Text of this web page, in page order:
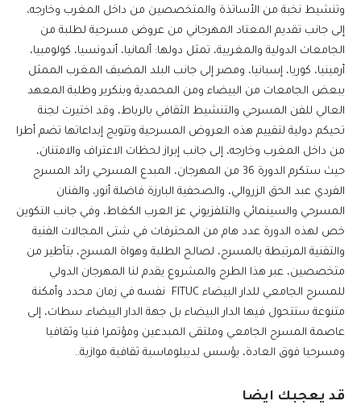
وتنشيط نخبة من الأساتذة والمتخصصين من داخل المغرب وخارجه،
إلى جانب تقديم المعتاد المهرجاني من عروض مسرحية لطلبة من
الجامعات الدولية والمغربية، تمثل دولها: ألمانيا، أندونسيا، كولومبيا،
أرمينيا، كوريا، إسبانيا، ومصر إلى جانب البلد المضيف المغرب الممثل
ببعض الجامعات من البيضاء ومن المحمدية وبنكرير وطلبة المعهد
العالي للفن المسرحي والتنشيط الثقافي بالرباط، وقد اختيرت لجنة
تحيكم دولية لتقييم هذه العروض المسرحية وتتويج إبداعاتها تضم أطرا
من داخل المغرب وخارجه، إلى جانب إبراز لحظات الاعتراف والامتنان،
حيث ستكرم الدورة 36 من المهرجان، المبدع المسرحي رائد المسرح
الفردي عبد الحق الزروالي، والصحفية البارزة فاضلة أنور، والفنان
المسرحي والسينمائي والتلفزيوني عز العرب الكغاط، وفي جانب التكوين
خص لهذه الدورة عدد هام من المحترفات في شتى المجالات الفنية
والتقنية المرتبطة بالمسرح، لصالح الطلبة وهواة المسرح، بتأطير من
متخصصين، عبر هذا الطرح والمشروع يقدم لنا المهرجان الدولي
للمسرح الجامعي للدار البيضاء FITUC نفسه في زمان محدد وأمكنة
متنوعة ستتحول فيها الدار البيضاء بل جهة الدار البيضاءـ سطات، إلى
عاصمة المسرح الجامعي وملتقى المبدعين ومؤتمرا فنيا وثقافيا
ومسرحيا فوق العادة، يؤسس لديبلوماسية ثقافية موازية..
قد يعجبك ايضا